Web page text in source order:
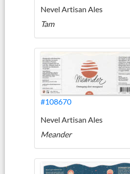
Nevel Artisan Ales
Tam
#108670
Nevel Artisan Ales
Meander